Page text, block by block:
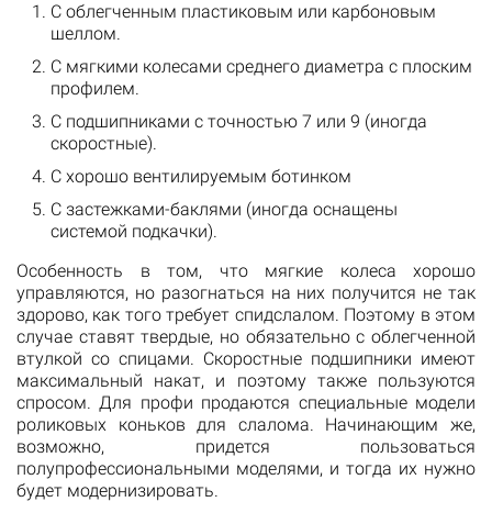
С облегченным пластиковым или карбоновым
шеллом.
С мягкими колесами среднего диаметра с плоским
профилем.
С подшипниками с точностью 7 или 9 (иногда
скоростные).
С хорошо вентилируемым ботинком
С застежками-баклями (иногда оснащены
системой подкачки).
Особенность в том, что мягкие колеса хорошо
управляются, но разогнаться на них получится не так
здорово, как того требует спидслалом. Поэтому в этом
случае ставят твердые, но обязательно с облегченной
втулкой со спицами. Скоростные подшипники имеют
максимальный накат, и поэтому также пользуются
спросом. Для профи продаются специальные модели
роликовых коньков для слалома. Начинающим же,
возможно, придется пользоваться
полупрофессиональными моделями, и тогда их нужно
будет модернизировать.